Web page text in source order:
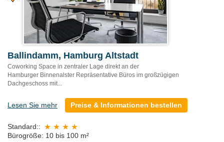
Ballindamm, Hamburg Altstadt
Coworking Space in zentraler Lage direkt an der
Hamburger Binnenalster Repräsentative Büros im großzügigen
Dachgeschoss mit...
Lesen Sie mehr Preise & Informationen bestellen
Standard::
Bürogröße: 10 bis 100 m²